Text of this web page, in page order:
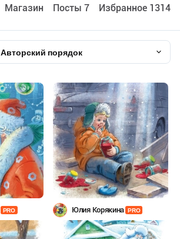
Maгазин Посты 7 Избранное 13145
Авторский порядок
PRO Юлия Корякина PRO